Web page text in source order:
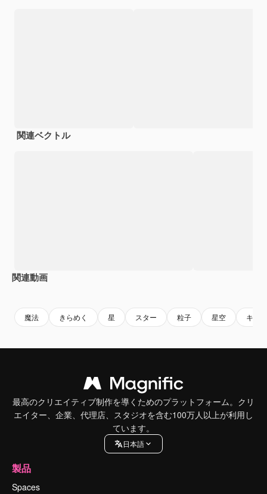
関連ベクトル
関連動画
魔法 きらめく 星 スター 粒子 星空 キラ
最高のクリエイティブ制作を導くためのプラットフォーム。クリ
エイター、企業、代理店、スタジオを含む100万人以上が利用し
ています。
日本語
製品
Spaces